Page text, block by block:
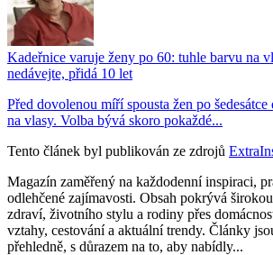
Kadeřnice varuje ženy po 60: tuhle barvu na
nedávejte, přidá 10 let
Před dovolenou míří spousta žen po
na vlasy. Volba bývá skoro pokaždé...
Tento článek byl publikován ze zdrojů
Magazín zaměřený na každodenní inspiraci,
odlehčené zajímavosti. Obsah pokrývá
zdraví, životního stylu a rodiny přes
vztahy, cestování a aktuální trendy. Články
přehledně, s důrazem na to, aby nabídly...